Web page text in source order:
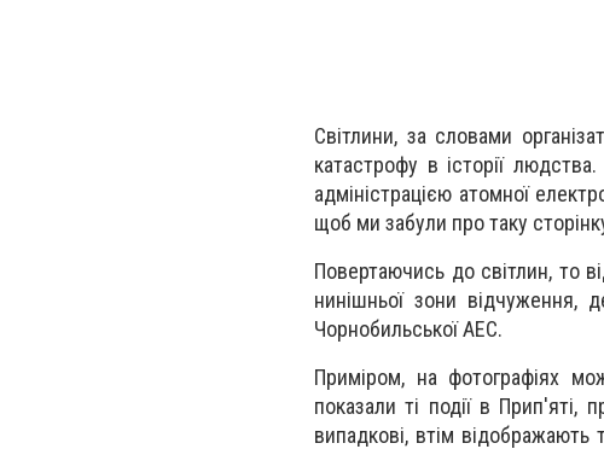
Світлини, за словами
катастрофу в історії
адміністрацією атомної
щоб ми забули про таку сторінку
Повертаючись до світлин, то
нинішньої зони відчуження,
Чорнобильської АЕС.
Приміром, на фотографіях
показали ті події в Прип'яті,
випадкові, втім відображають